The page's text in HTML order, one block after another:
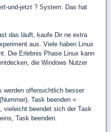
und-jetzt ? System. Das hat
das läuft, kaufe Dir ne extra
aus. Viele haben Linux
Die Erlebnis Phase Linux kann
die Windows Nutzer
werden offensichtlich besser
Task beenden =
vieleicht beendet sich der Task
Task beenden.